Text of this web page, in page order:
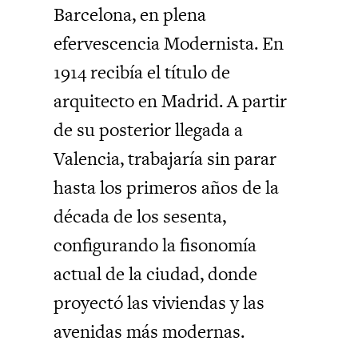
Barcelona, en plena
efervescencia Modernista. En
1914 recibía el título de
arquitecto en Madrid. A partir
de su posterior llegada a
Valencia, trabajaría sin parar
hasta los primeros años de la
década de los sesenta,
configurando la fisonomía
actual de la ciudad, donde
proyectó las viviendas y las
avenidas más modernas.